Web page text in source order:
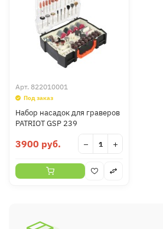
Арт. 822010001
Под заказ
Набор насадок для граверов
PATRIOT GSP 239
3900 руб. − +